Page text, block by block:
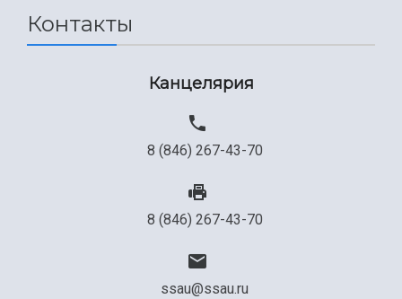
Сведения об образовательной организации
Официальные документы
Контакты
Канцелярия
8 (846) 267-43-70
8 (846) 267-43-70
ssau@ssau.ru